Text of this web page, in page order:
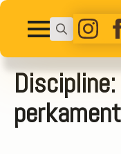
Search
for:
Discipline:
perkament